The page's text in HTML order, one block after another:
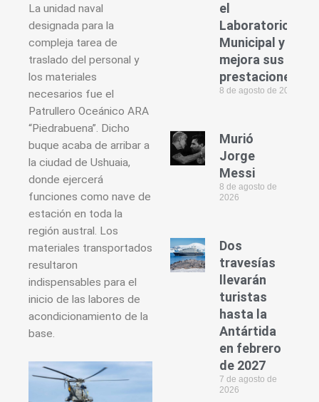
La unidad naval
designada para la
compleja tarea de
traslado del personal y
los materiales
necesarios fue el
Patrullero Oceánico ARA
“Piedrabuena”. Dicho
buque acaba de arribar a
la ciudad de Ushuaia,
donde ejercerá
funciones como nave de
estación en toda la
región austral. Los
materiales transportados
resultaron
indispensables para el
inicio de las labores de
acondicionamiento de la
base.
el
Laboratorio
Municipal y
mejora sus
prestaciones
8 de agosto de 2026
Murió
Jorge
Messi
8 de agosto de
2026
Dos
travesías
llevarán
turistas
hasta la
Antártida
en febrero
de 2027
7 de agosto de
2026